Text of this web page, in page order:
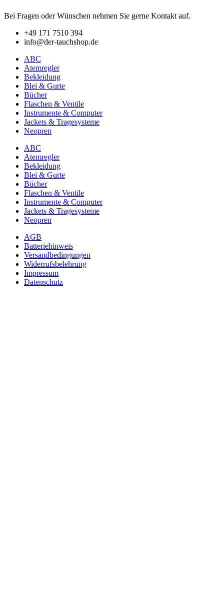
Optionen
auf
der
Bei Fragen oder Wünschen nehmen Sie gerne Kontakt auf.
+49 171 7510 394
info@der-tauchshop.de
ABC
Atemregler
Bekleidung
Blei & Gurte
Bücher
Flaschen & Ventile
Instrumente & Computer
Jackets & Tragesysteme
Neopren
ABC
Atemregler
Bekleidung
Blei & Gurte
Bücher
Flaschen & Ventile
Instrumente & Computer
Jackets & Tragesysteme
Neopren
AGB
Batteriehinweis
Versandbedingungen
Widerrufsbelehrung
Impressum
Datenschutz